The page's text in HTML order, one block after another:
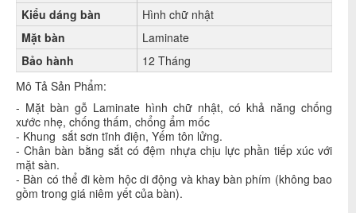
Kiểu dáng bàn
Hình chữ nhật
Mặt bàn
Laminate
Bảo hành
12 Tháng
Mô Tả Sản Phẩm:
- Mặt bàn gỗ Laminate hình chữ nhật, có khả năng chống
xước nhẹ, chống thấm, chổng ẩm mốc
- Khung sắt sơn tĩnh điện, Yếm tôn lửng.
- Chân bàn bằng sắt có đệm nhựa chịu lực phần tiếp xúc với
mặt sàn.
- Bàn có thể đi kèm hộc di động và khay bàn phím (không bao
gồm trong giá niêm yết của bàn).